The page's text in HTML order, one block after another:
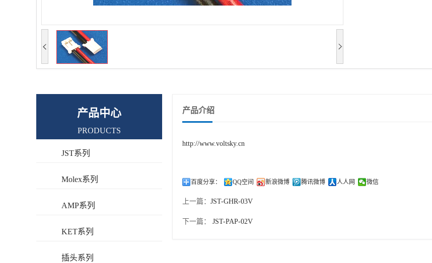
产品介绍
http://www.voltsky.cn
百度分享： QQ空间 新浪微博 腾讯微博 人人网 微信
上一篇： JST-GHR-03V
下一篇： JST-PAP-02V
产品中心
PRODUCTS
JST系列
Molex系列
AMP系列
KET系列
插头系列